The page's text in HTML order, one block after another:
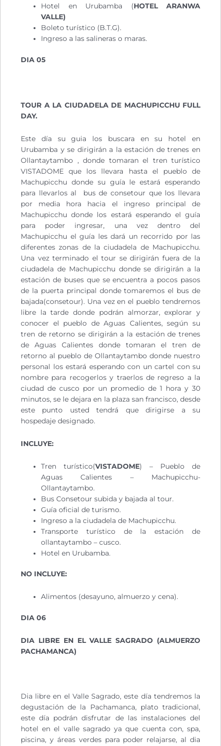
Hotel en Urubamba (HOTEL ARANWA
VALLE)
Boleto turístico (B.T.G).
Ingreso a las salineras o maras.
DIA 05
TOUR A LA CIUDADELA DE MACHUPICCHU FULL
DAY.
Este día su guia los buscara en su hotel en
Urubamba y se dirigirán a la estación de trenes en
Ollantaytambo , donde tomaran el tren turístico
VISTADOME que los llevara hasta el pueblo de
Machupicchu donde su guía le estará esperando
para llevarlos al bus de consetour que los llevara
por media hora hacia el ingreso principal de
Machupicchu donde los estará esperando el guía
para poder ingresar, una vez dentro del
Machupicchu el guía les dará un recorrido por las
diferentes zonas de la ciudadela de Machupicchu.
Una vez terminado el tour se dirigirán fuera de la
ciudadela de Machupicchu donde se dirigirán a la
estación de buses que se encuentra a pocos pasos
de la puerta principal donde tomaremos el bus de
bajada(consetour). Una vez en el pueblo tendremos
libre la tarde donde podrán almorzar, explorar y
conocer el pueblo de Aguas Calientes, según su
tren de retorno se dirigirán a la estación de trenes
de Aguas Calientes donde tomaran el tren de
retorno al pueblo de Ollantaytambo donde nuestro
personal los estará esperando con un cartel con su
nombre para recogerlos y traerlos de regreso a la
ciudad de cusco por un promedio de 1 hora y 30
minutos, se le dejara en la plaza san francisco, desde
este punto usted tendrá que dirigirse a su
hospedaje designado.
INCLUYE:
Tren turístico(VISTADOME) – Pueblo de
Aguas Calientes – Machupicchu-
Ollantaytambo.
Bus Consetour subida y bajada al tour.
Guía oficial de turismo.
Ingreso a la ciudadela de Machupicchu.
Transporte turístico de la estación de
ollantaytambo – cusco.
Hotel en Urubamba.
NO INCLUYE:
Alimentos (desayuno, almuerzo y cena).
DIA 06
DIA LIBRE EN EL VALLE SAGRADO (ALMUERZO
PACHAMANCA)
Dia libre en el Valle Sagrado, este día tendremos la
degustación de la Pachamanca, plato tradicional,
este día podrán disfrutar de las instalaciones del
hotel en el valle sagrado ya que cuenta con, spa,
piscina, y áreas verdes para poder relajarse, al dia